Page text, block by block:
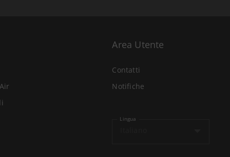
Area Utente
Contatti
Notifiche
Lingua